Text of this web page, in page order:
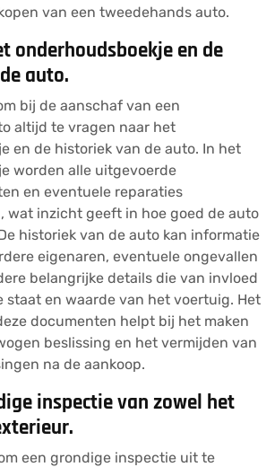
van een tweedehands auto.
onderhoudsboekje en de
auto.
bij de aanschaf van een
altijd te vragen naar het
en de historiek van de auto. In het
worden alle uitgevoerde
en eventuele reparaties
wat inzicht geeft in hoe goed de auto
historiek van de auto kan informatie
eigenaren, eventuele ongevallen
belangrijke details die van invloed
staat en waarde van het voertuig. Het
documenten helpt bij het maken
beslissing en het vermijden van
na de aankoop.
inspectie van zowel het
een grondige inspectie uit te